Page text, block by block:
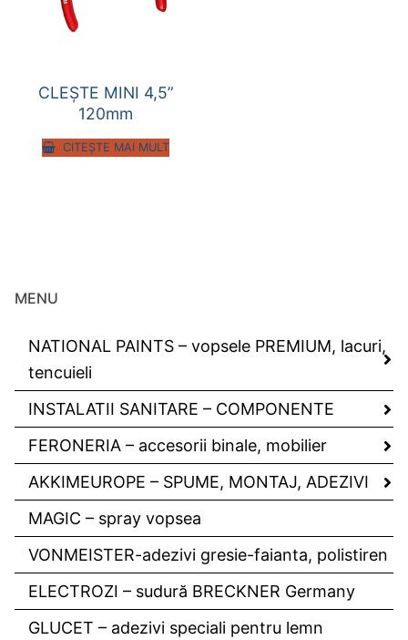
CLEȘTE MINI 4,5”
120mm
CITEȘTE MAI MULT
MENU
NATIONAL PAINTS – vopsele PREMIUM, lacuri,
tencuieli
INSTALATII SANITARE – COMPONENTE
FERONERIA – accesorii binale, mobilier
AKKIMEUROPE – SPUME, MONTAJ, ADEZIVI
MAGIC – spray vopsea
VONMEISTER-adezivi gresie-faianta, polistiren
ELECTROZI – sudură BRECKNER Germany
GLUCET – adezivi speciali pentru lemn